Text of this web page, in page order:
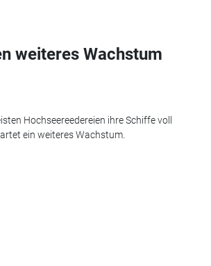
weiteres Wachstum
Hochseereedereien ihre Schiffe voll
ein weiteres Wachstum.